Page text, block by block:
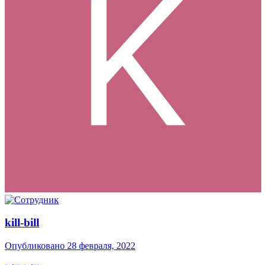
kill-bill
Опубликовано 28 февраля, 2022